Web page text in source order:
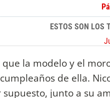
que la modelo y el
de ella.
supuesto, junto a su